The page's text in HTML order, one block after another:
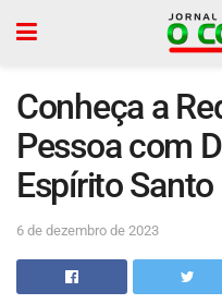
Conheça a
Pessoa com
Espírito Santo
6 de dezembro de 2023